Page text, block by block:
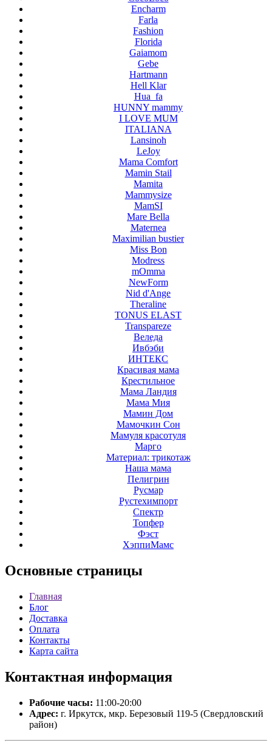
Encharm
Farla
Fashion
Florida
Gaiamom
Gebe
Hartmann
Hell Klar
Hua_fa
HUNNY mammy
I LOVE MUM
ITALIANA
Lansinoh
LeJoy
Mama Comfort
Mamin Stail
Mamita
Mammysize
MamSI
Mare Bella
Maternea
Maximilian bustier
Miss Bon
Modress
mOmma
NewForm
Nid d'Ange
Theraline
TONUS ELAST
Transpareze
Веледа
Ивбэби
ИНТЕКС
Красивая мама
Крестильное
Мама Ландия
Мама Мия
Мамин Дом
Мамочкин Сон
Мамуля красотуля
Марго
Материал: трикотаж
Наша мама
Пелигрин
Русмар
Рустехимпорт
Спектр
Топфер
Фэст
ХэппиМамс
Основные страницы
Главная
Блог
Доставка
Оплата
Контакты
Карта сайта
Контактная информация
Рабочие часы: 11:00-20:00
Адрес: г. Иркутск, мкр. Березовый 119-5 (Свердловский
район)